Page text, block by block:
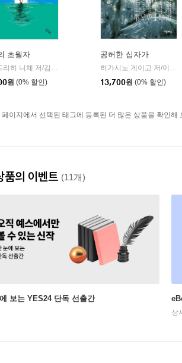
초월자
프리드리히 니체 저/김철 편역
원 (0% 할인)
공허한 십자가
히가시노 게이고 저/이선희 역
13,700원 (0% 할인)
페이지에서 선택된 태그에 등록된 더 많은 상품을 확인해
품의 이벤트 (11개)
보는 YES24 단독 선출간
상